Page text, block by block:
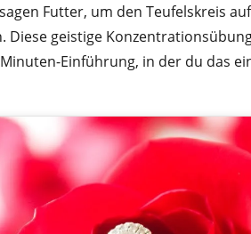
Futter, um den Teufelskreis
Diese geistige
Einführung, in der du das